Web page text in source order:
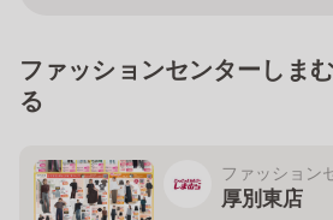
ファッションセンターしま
る
ファッション
厚別東店